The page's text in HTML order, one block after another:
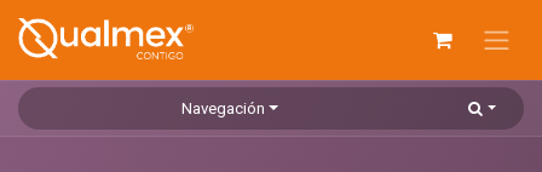
Navegación